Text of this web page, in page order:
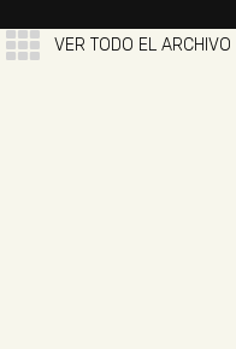
VER TODO EL ARCHIVO